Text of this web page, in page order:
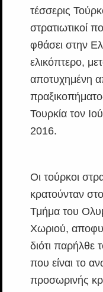
τέσσερις
στρατιωτικοί
φθάσει στην
ελικόπτερο,
αποτυχημένη
Τουρκία τον
2016.
Οι τούρκοι
κρατούνταν
Τμήμα του
Χωριού,
διότι παρήλθε
που είναι το
προσωρινής